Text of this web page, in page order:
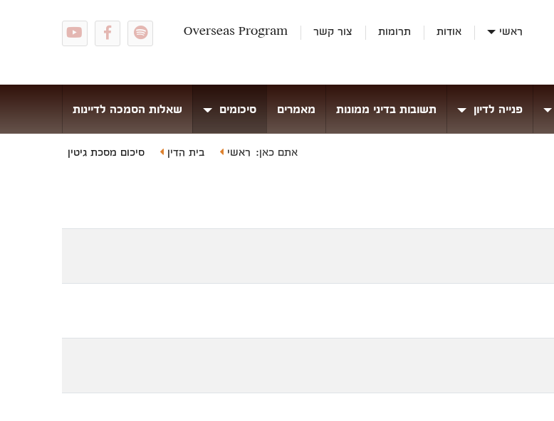
ראשי אודות תרומות צור קשר Overseas Program
פנייה לדיון תשובות בדיני ממונות מאמרים סיכומים שאלות הסמכה לדיינות
אתם כאן: ראשי בית הדין סיכום מסכת גיטין